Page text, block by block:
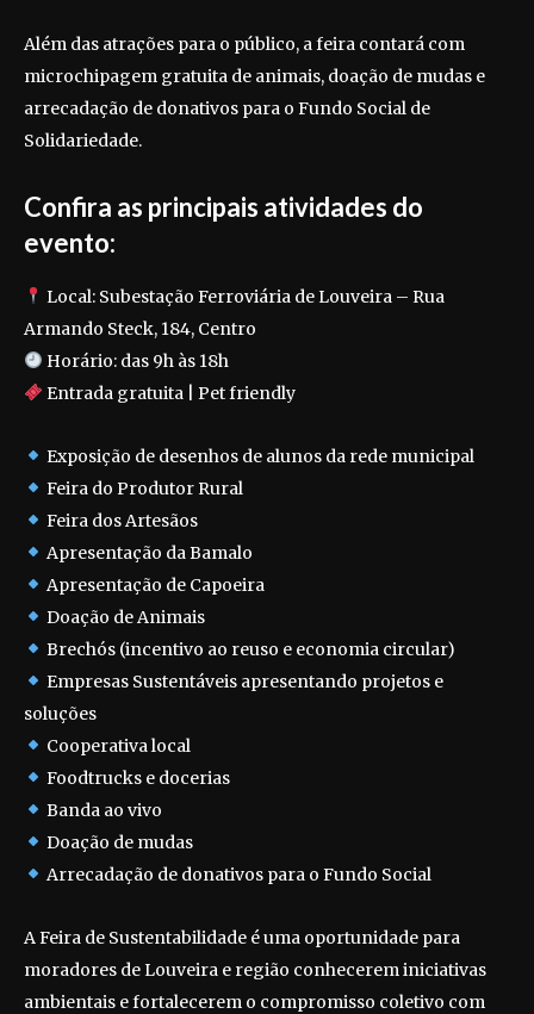
Além das atrações para o público, a feira contará com
microchipagem gratuita de animais, doação de mudas e
arrecadação de donativos para o Fundo Social de
Solidariedade.
Confira as principais atividades do
evento:
Local: Subestação Ferroviária de Louveira – Rua
Armando Steck, 184, Centro
Horário: das 9h às 18h
Entrada gratuita | Pet friendly
Exposição de desenhos de alunos da rede municipal
Feira do Produtor Rural
Feira dos Artesãos
Apresentação da Bamalo
Apresentação de Capoeira
Doação de Animais
Brechós (incentivo ao reuso e economia circular)
Empresas Sustentáveis apresentando projetos e
soluções
Cooperativa local
Foodtrucks e docerias
Banda ao vivo
Doação de mudas
Arrecadação de donativos para o Fundo Social
A Feira de Sustentabilidade é uma oportunidade para
moradores de Louveira e região conhecerem iniciativas
ambientais e fortalecerem o compromisso coletivo com